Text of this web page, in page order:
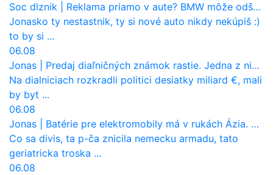
Soc dlznik
Reklama priamo v aute? BMW môže odštartovať nový trend
Jonasko ty nestastnik, ty si nové auto nikdy nekúpiš :)
to by si ...
06.08
Jonas
Predaj diaľničných známok rastie. Jedna z nich zaznamenala nečakane výrazný nárast
Na dialniciach rozkradli politici desiatky miliard €, mali
by byt ...
06.08
Jonas
Batérie pre elektromobily má v rukách Ázia. Európa ale stráca kontrolu aj nad vlastnou výrobou!
Co sa divis, ta p-ča znicila nemecku armadu, tato
geriatricka troska ...
06.08